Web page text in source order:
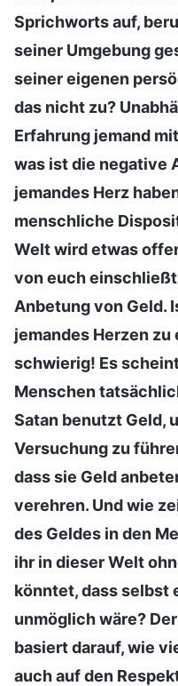
Sprichworts auf,
seiner Umgebung
seiner eigenen
das nicht zu?
Erfahrung jemand
was ist die negative
jemandes Herz
menschliche
Welt wird etwas
von euch
Anbetung von Geld.
jemandes Herzen
schwierig! Es
Menschen
Satan benutzt Geld,
Versuchung zu
dass sie Geld
verehren. Und wie
des Geldes in den
ihr in dieser Welt
könntet, dass selbst
unmöglich wäre?
basiert darauf, wie
auch auf den